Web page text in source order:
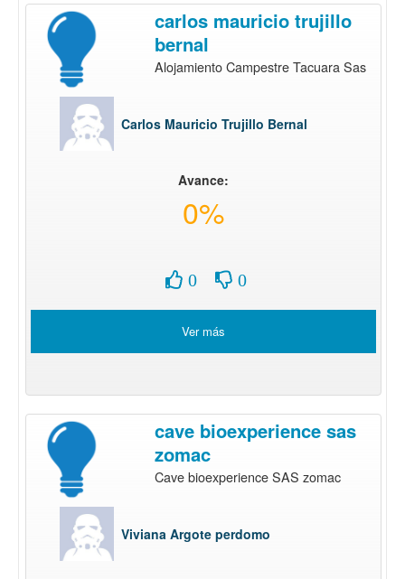
carlos mauricio trujillo
bernal
Alojamiento Campestre Tacuara Sas
Carlos Mauricio Trujillo Bernal
Avance:
0%
0 0
Ver más
cave bioexperience sas
zomac
Cave bioexperience SAS zomac
Viviana Argote perdomo